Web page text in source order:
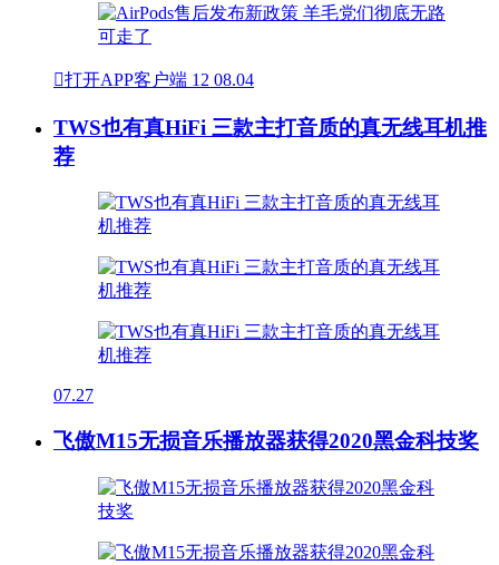
打开APP客户端 12 08.04
TWS也有真HiFi 三款主打音质的真无线耳机推
荐
07.27
飞傲M15无损音乐播放器获得2020黑金科技奖